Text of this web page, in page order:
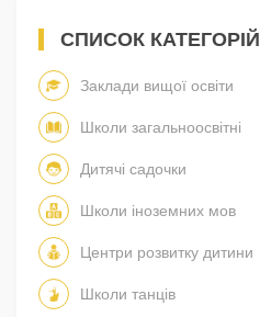
СПИСОК КАТЕГОРІЙ
Заклади вищої освіти
Школи загальноосвітні
Дитячі садочки
Школи іноземних мов
Центри розвитку дитини
Школи танців